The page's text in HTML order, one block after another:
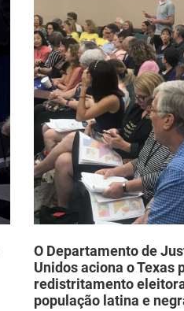
O Departamento de
Unidos aciona o Texas
redistritamento
população latina e